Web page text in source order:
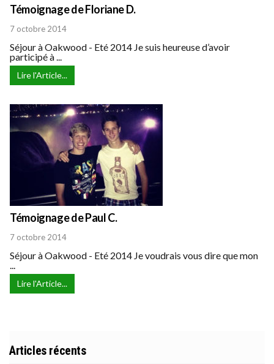
Témoignage de Floriane D.
7 octobre 2014
Séjour à Oakwood - Eté 2014 Je suis heureuse d’avoir
participé à ...
Lire l'Article...
Témoignage de Paul C.
7 octobre 2014
Séjour à Oakwood - Eté 2014 Je voudrais vous dire que mon
...
Lire l'Article...
Articles récents